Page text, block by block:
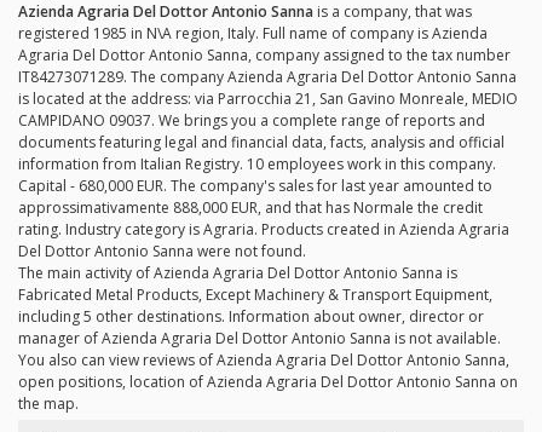
Azienda Agraria Del Dottor Antonio Sanna is a company, that was
registered 1985 in N\A region, Italy. Full name of company is Azienda
Agraria Del Dottor Antonio Sanna, company assigned to the tax number
IT84273071289. The company Azienda Agraria Del Dottor Antonio Sanna
is located at the address: via Parrocchia 21, San Gavino Monreale, MEDIO
CAMPIDANO 09037. We brings you a complete range of reports and
documents featuring legal and financial data, facts, analysis and official
information from Italian Registry. 10 employees work in this company.
Capital - 680,000 EUR. The company's sales for last year amounted to
approssimativamente 888,000 EUR, and that has Normale the credit
rating. Industry category is Agraria. Products created in Azienda Agraria
Del Dottor Antonio Sanna were not found.
The main activity of Azienda Agraria Del Dottor Antonio Sanna is
Fabricated Metal Products, Except Machinery & Transport Equipment,
including 5 other destinations. Information about owner, director or
manager of Azienda Agraria Del Dottor Antonio Sanna is not available.
You also can view reviews of Azienda Agraria Del Dottor Antonio Sanna,
open positions, location of Azienda Agraria Del Dottor Antonio Sanna on
the map.